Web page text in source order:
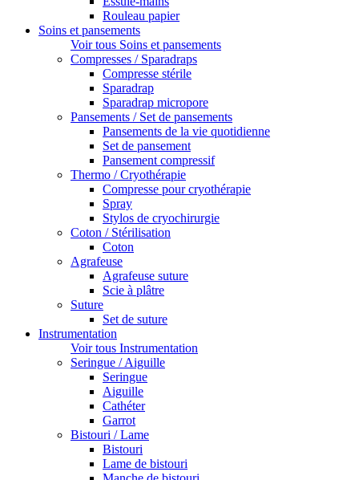
Rouleau papier
Soins et pansements
Voir tous Soins et pansements
Compresses / Sparadraps
Compresse stérile
Sparadrap
Sparadrap micropore
Pansements / Set de pansements
Pansements de la vie quotidienne
Set de pansement
Pansement compressif
Thermo / Cryothérapie
Compresse pour cryothérapie
Spray
Stylos de cryochirurgie
Coton / Stérilisation
Coton
Agrafeuse
Agrafeuse suture
Scie à plâtre
Suture
Set de suture
Instrumentation
Voir tous Instrumentation
Seringue / Aiguille
Seringue
Aiguille
Cathéter
Garrot
Bistouri / Lame
Bistouri
Lame de bistouri